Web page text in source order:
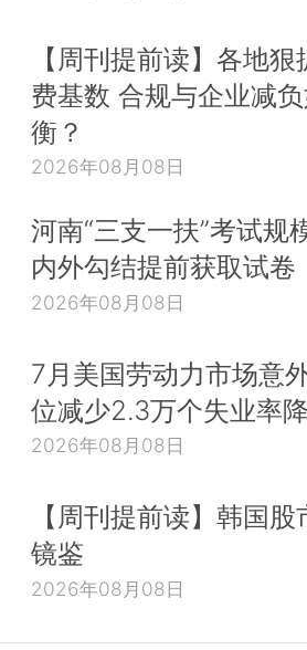
【周刊提前读】各地
费基数 合规与企业减
衡？
2026年08月08日
河南“三支一扶”考试规
内外勾结提前获取试卷
2026年08月08日
7月美国劳动力市场意
位减少2.3万个失业率
2026年08月08日
【周刊提前读】韩国
镜鉴
2026年08月08日